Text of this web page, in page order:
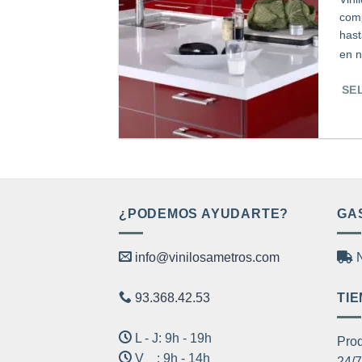
en
Las
se
en
la
¿PODEMOS AYUDARTE?
info@vinilosametros.com
93.368.42.53
L - J: 9h - 19h
V : 9h - 14h